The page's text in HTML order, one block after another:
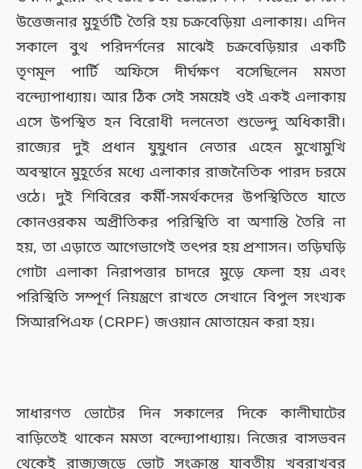
উত্তেজনার মুহূর্তটি তৈরি হয় চক্রবেড়িয়া এলাকায়। এদিন
সকালে বুথ পরিদর্শনের মাঝেই চক্রবেড়িয়ার একটি
তৃণমূল পার্টি অফিসে দীর্ঘক্ষণ বসেছিলেন মমতা
বন্দ্যোপাধ্যায়। আর ঠিক সেই সময়েই ওই একই এলাকায়
এসে উপস্থিত হন বিরোধী দলনেতা শুভেন্দু অধিকারী।
রাজ্যের দুই প্রধান যুযুধান নেতার এহেন মুখোমুখি
অবস্থানে মুহূর্তের মধ্যে এলাকার রাজনৈতিক পারদ চরমে
ওঠে। দুই শিবিরের কর্মী-সমর্থকদের উপস্থিতিতে যাতে
কোনওরকম অপ্রীতিকর পরিস্থিতি বা অশান্তি তৈরি না
হয়, তা এড়াতে আগেভাগেই তৎপর হয় প্রশাসন। তড়িঘড়ি
গোটা এলাকা নিরাপত্তার চাদরে মুড়ে ফেলা হয় এবং
পরিস্থিতি সম্পূর্ণ নিয়ন্ত্রণে রাখতে সেখানে বিপুল সংখ্যক
সিআরপিএফ (CRPF) জওয়ান মোতায়েন করা হয়।
সাধারণত ভোটের দিন সকালের দিকে কালীঘাটের
বাড়িতেই থাকেন মমতা বন্দ্যোপাধ্যায়। নিজের বাসভবন
থেকেই রাজ্যজুড়ে ভোট সংক্রান্ত যাবতীয় খবরাখবর